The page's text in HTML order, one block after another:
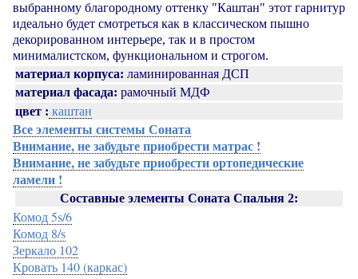
выбранному благородному оттенку "Каштан" этот гарнитур
идеально будет смотреться как в классическом пышно
декорированном интерьере, так и в простом
минималистском, функциональном и строгом.
материал корпуса: ламинированная ДСП
материал фасада: рамочный МДФ
цвет : каштан
Все элементы системы Соната
Внимание, не забудьте приобрести матрас !
Внимание, не забудьте приобрести ортопедические
ламели !
Составные элементы Соната Спальня 2:
Комод 5s/6
Комод 8/s
Зеркало 102
Кровать 140 (каркас)